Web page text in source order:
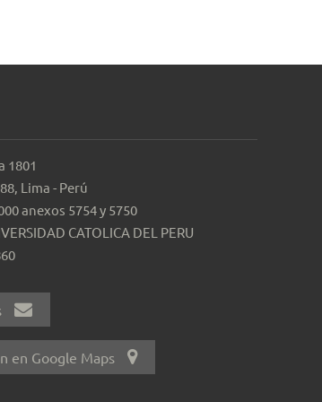
1801
Lima - Perú
anexos 5754 y 5750
CATOLICA DEL PERU
en Google Maps